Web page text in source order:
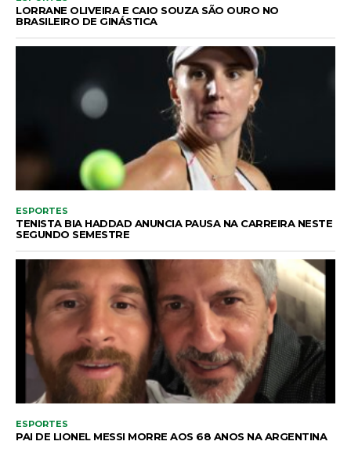
LORRANE OLIVEIRA E CAIO SOUZA SÃO OURO NO
BRASILEIRO DE GINÁSTICA
ESPORTES
TENISTA BIA HADDAD ANUNCIA PAUSA NA CARREIRA NESTE
SEGUNDO SEMESTRE
ESPORTES
PAI DE LIONEL MESSI MORRE AOS 68 ANOS NA ARGENTINA